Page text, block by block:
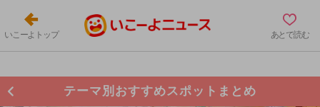
いこーよトップ あとで読む
テーマ別おすすめスポットまとめ